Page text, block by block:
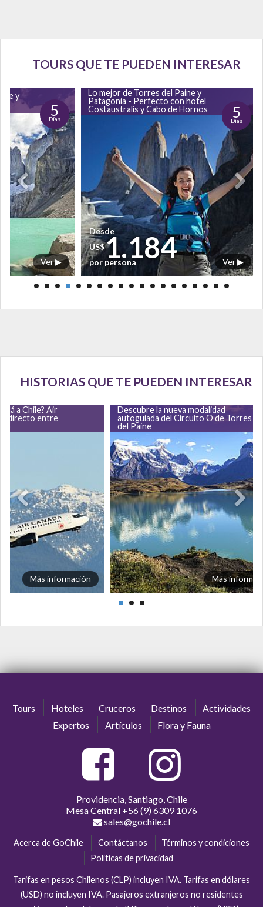
TOURS QUE TE PUEDEN INTERESAR
y
5
Días
Ver ▶
Lo mejor de Torres del Paine y
Patagonia - Perfecto con hotel
Costaustralis y Cabo de Hornos
5
Días
Ver ▶
Desde
US$1.184
por persona
HISTORIAS QUE TE PUEDEN INTERESAR
a Chile? Air
directo entre
Más información
Descubre la nueva modalidad
autoguiada del Circuito O de Torres
del Paine
Más
Tours Hoteles Cruceros Destinos
Actividades
Expertos
Artículos Flora y Fauna
Providencia, Santiago, Chile
Mesa Central +56 (9) 6309 1076
sales@gochile.cl
Acerca de GoChile Contáctanos
Términos y condiciones
Políticas de privacidad
Tarifas en pesos Chilenos (CLP) incluyen IVA. Tarifas en dólares
(USD) no incluyen IVA. Pasajeros extranjeros no residentes